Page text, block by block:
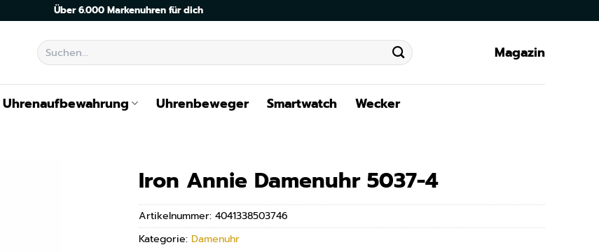
Über 6.000 Markenuhren für dich
Suchen
nach:
Magazin
Uhrenaufbewahrung Uhrenbeweger Smartwatch Wecker
Iron Annie Damenuhr 5037-4
Artikelnummer: 4041338503746
Kategorie: Damenuhr